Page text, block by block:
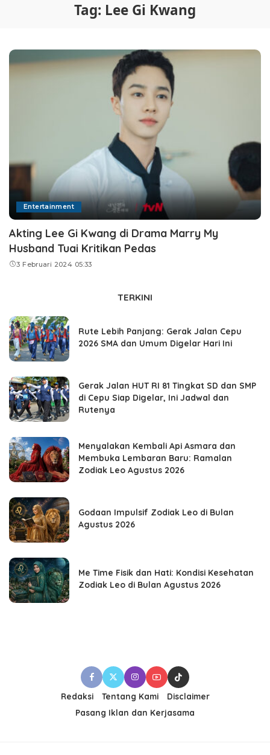
Tag: Lee Gi Kwang
Entertainment
Akting Lee Gi Kwang di Drama Marry My
Husband Tuai Kritikan Pedas
3 Februari 2024 05:33
TERKINI
Rute Lebih Panjang: Gerak Jalan Cepu
2026 SMA dan Umum Digelar Hari Ini
Gerak Jalan HUT RI 81 Tingkat SD dan SMP
di Cepu Siap Digelar, Ini Jadwal dan
Rutenya
Menyalakan Kembali Api Asmara dan
Membuka Lembaran Baru: Ramalan
Zodiak Leo Agustus 2026
Godaan Impulsif Zodiak Leo di Bulan
Agustus 2026
Me Time Fisik dan Hati: Kondisi Kesehatan
Zodiak Leo di Bulan Agustus 2026
Redaksi Tentang Kami
Disclaimer
Pasang Iklan dan Kerjasama